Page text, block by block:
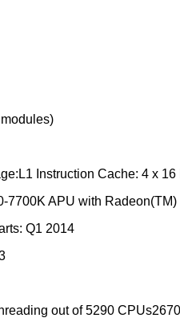
Instruction Cache: 4 x
7700K APU with
Q1 2014
out of 5290